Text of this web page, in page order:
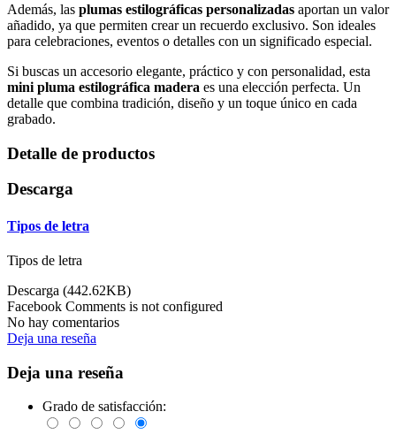
Además, las plumas estilográficas personalizadas aportan un valor
añadido, ya que permiten crear un recuerdo exclusivo. Son ideales
para celebraciones, eventos o detalles con un significado especial.
Si buscas un accesorio elegante, práctico y con personalidad, esta
mini pluma estilográfica madera es una elección perfecta. Un
detalle que combina tradición, diseño y un toque único en cada
grabado.
Detalle de productos
Descarga
Tipos de letra
Tipos de letra
Descarga (442.62KB)
Facebook Comments is not configured
No hay comentarios
Deja una reseña
Deja una reseña
Grado de satisfacción: